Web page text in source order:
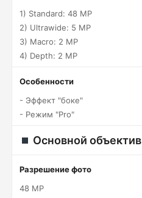
1) Standard: 48 MP
2) Ultrawide: 5 MP
3) Macro: 2 MP
4) Depth: 2 MP
Особенности
- Эффект "боке"
- Режим "Pro"
Основной объектив
Разрешение фото
48 MP